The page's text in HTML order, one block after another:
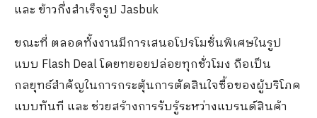
และ ข้าวกึ่งสำเร็จรูป Jasbuk
ขณะที่ ตลอดทั้งงานมีการเสนอโปรโมชั่นพิเศษในรูป
แบบ Flash Deal โดยทยอยปล่อยทุกชั่วโมง ถือเป็น
กลยุทธ์สำคัญในการกระตุ้นการตัดสินใจซื้อของผู้บริโภค
แบบทันที และ ช่วยสร้างการรับรู้ระหว่างแบรนด์สินค้า